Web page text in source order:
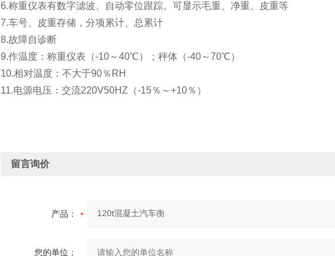
6.称重仪表有数字滤波、自动零位跟踪。可显示毛重、净重、皮重等
7.车号、皮重存储，分项累计、总累计
8.故障自诊断
9.作温度：称重仪表（-10～40℃）；秤体（-40～70℃）
10.相对温度：不大于90％RH
11.电源电压：交流220V50HZ（-15％～+10％）
留言询价
产品：
您的单位：